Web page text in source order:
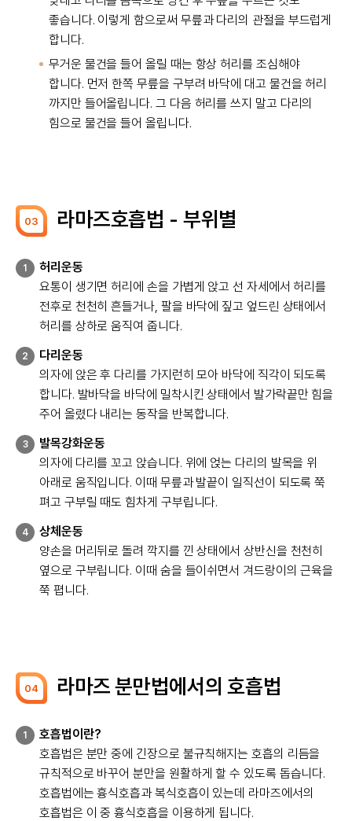
좋습니다. 이렇게 함으로써 무릎과 다리의 관절을 부드럽게
합니다.
무거운 물건을 들어 올릴 때는 항상 허리를 조심해야
합니다. 먼저 한쪽 무릎을 구부려 바닥에 대고 물건을 허리
까지만 들어올립니다. 그 다음 허리를 쓰지 말고 다리의
힘으로 물건을 들어 올립니다.
03 라마즈호흡법 - 부위별
1
허리운동
요통이 생기면 허리에 손을 가볍게 앉고 선 자세에서 허리를
전후로 천천히 흔들거나, 팔을 바닥에 짚고 엎드린 상태에서
허리를 상하로 움직여 줍니다.
2
다리운동
의자에 앉은 후 다리를 가지런히 모아 바닥에 직각이 되도록
합니다. 발바닥을 바닥에 밀착시킨 상태에서 발가락끝만 힘을
주어 올렸다 내리는 동작을 반복합니다.
3
발목강화운동
의자에 다리를 꼬고 앉습니다. 위에 얹는 다리의 발목을 위
아래로 움직입니다. 이때 무릎과 발끝이 일직선이 되도록 쭉
펴고 구부릴 때도 힘차게 구부립니다.
4
상체운동
양손을 머리뒤로 돌려 깍지를 낀 상태에서 상반신을 천천히
옆으로 구부립니다. 이때 숨을 들이쉬면서 겨드랑이의 근육을
쭉 폅니다.
04 라마즈 분만법에서의 호흡법
1
호흡법이란?
호흡법은 분만 중에 긴장으로 불규칙해지는 호흡의 리듬을
규칙적으로 바꾸어 분만을 원활하게 할 수 있도록 돕습니다.
호흡법에는 흉식호흡과 복식호흡이 있는데 라마즈에서의
호흡법은 이 중 흉식호흡을 이용하게 됩니다.